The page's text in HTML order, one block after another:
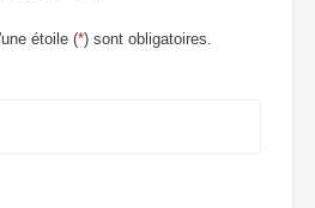
étoile (*) sont obligatoires.